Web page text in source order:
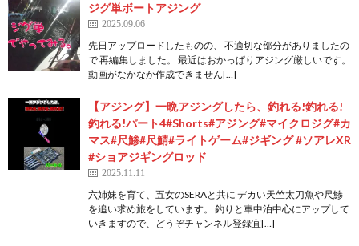
ジグ単ボートアジング
2025.09.06
先日アップロードしたものの、 不適切な部分がありましたの
で 再編集しました。 最近はおかっぱりアジング厳しいです。
動画がなかなか作成できません[…]
【アジング】一晩アジングしたら、釣れる!釣れる!
釣れる!パート4#Shorts#アジング#マイクロジグ#カ
マス#尺鯵#尺鯖#ライトゲーム#ジギング #ソアレXR
#ショアジギングロッド
2025.11.11
六姉妹を育て、五女のSERAと共に デカい天竺太刀魚や尺鯵
を追い求め旅をしています。 釣りと車中泊中心にアップして
いきますので、どうぞチャンネル登録宜[…]